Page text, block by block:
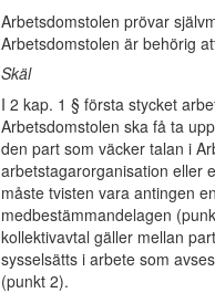
Arbetsdomstolen prövar
Arbetsdomstolen är behörig
Skäl
I 2 kap. 1 § första stycket
Arbetsdomstolen ska få ta
den part som väcker talan i
arbetstagarorganisation eller
måste tvisten vara antingen
medbestämmandelagen
kollektivavtal gäller mellan
sysselsätts i arbete som
(punkt 2).